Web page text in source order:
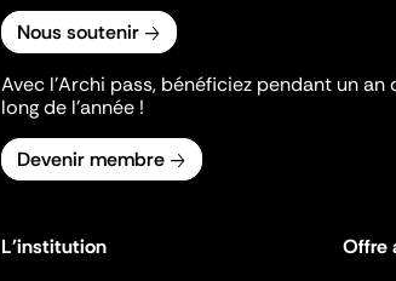
Nous soutenir
Avec l’Archi pass, bénéficiez pendant un
long de l’année !
Devenir membre
L'institution
Offre